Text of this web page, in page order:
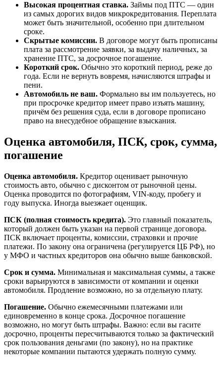
Высокая процентная ставка. Займы под ПТС — один
из самых дорогих видов микрокредитования. Переплата
может быть значительной, особенно при длительном
сроке.
Скрытые комиссии. В договоре могут быть прописаны
плата за рассмотрение заявки, за выдачу наличных, за
хранение ПТС, за досрочное погашение.
Короткий срок. Обычно это короткий период, реже до
года. Если не вернуть вовремя, начисляются штрафы и
пени.
Автомобиль не ваш. Формально вы им пользуетесь, но
при просрочке кредитор имеет право изъять машину,
причём без решения суда, если в договоре прописано
право на внесудебное обращение взыскания.
Оценка автомобиля, ПСК, срок, сумма,
погашение
Оценка автомобиля. Кредитор оценивает рыночную
стоимость авто, обычно с дисконтом от рыночной цены.
Оценка проводится по фотографиям, VIN-коду, пробегу и
году выпуска. Иногда выезжает оценщик.
ПСК (полная стоимость кредита). Это главный показатель,
который должен быть указан на первой странице договора.
ПСК включает проценты, комиссии, страховки и прочие
платежи. По закону она ограничена (регулируется ЦБ РФ), но
у МФО и частных кредиторов она обычно выше банковской.
Срок и сумма. Минимальная и максимальная суммы, а также
сроки варьируются в зависимости от компании и оценки
автомобиля. Продление возможно, но за отдельную плату.
Погашение. Обычно ежемесячными платежами или
единовременно в конце срока. Досрочное погашение
возможно, но могут быть штрафы. Важно: если вы гасите
досрочно, проценты пересчитываются только за фактический
срок пользования деньгами (по закону), но на практике
некоторые компании пытаются удержать полную сумму.